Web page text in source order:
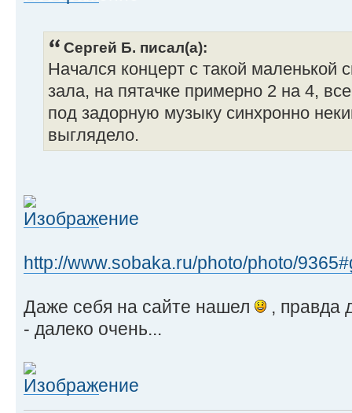
Сергей Б. писал(а):
Начался концерт с такой маленькой
зала, на пятачке примерно 2 на 4,
под задорную музыку синхронно
выглядело.
http://www.sobaka.ru/photo/photo/
Даже себя на сайте нашел
, правда
- далеко очень...